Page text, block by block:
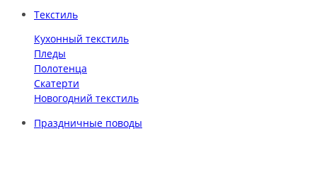
Текстиль
Кухонный текстиль
Пледы
Полотенца
Скатерти
Новогодний текстиль
Праздничные поводы